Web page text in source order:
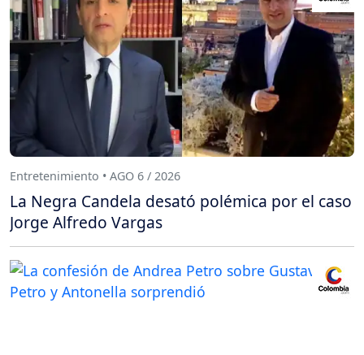
Entretenimiento • AGO 6 / 2026
La Negra Candela desató polémica por el caso
Jorge Alfredo Vargas